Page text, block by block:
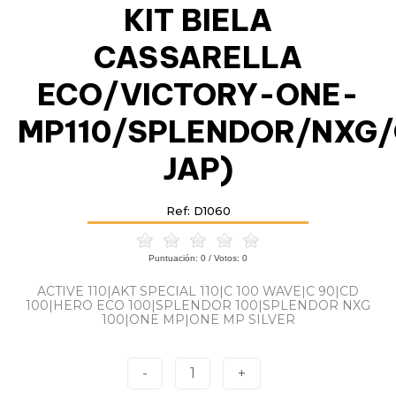
KIT BIELA
CASSARELLA
ECO/VICTORY-ONE-
MP110/SPLENDOR/
JAP)
Ref: D1060
Puntuación: 0 / Votos: 0
ACTIVE 110|AKT SPECIAL 110|C 100 WAVE|C 90|CD
100|HERO ECO 100|SPLENDOR 100|SPLENDOR NXG
100|ONE MP|ONE MP SILVER
- 1 +